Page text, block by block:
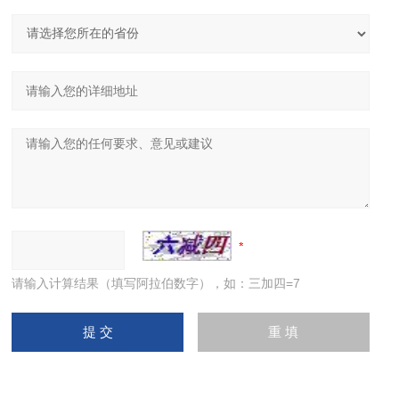
请输入计算结果（填写阿拉伯数字），如：三加四=7